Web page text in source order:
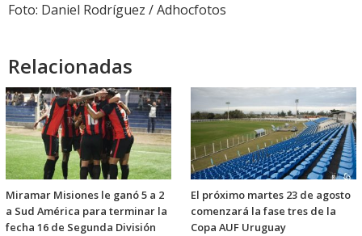
Foto: Daniel Rodríguez / Adhocfotos
Relacionadas
Miramar Misiones le ganó 5 a 2
a Sud América para terminar la
fecha 16 de Segunda División
El próximo martes 23 de agosto
comenzará la fase tres de la
Copa AUF Uruguay